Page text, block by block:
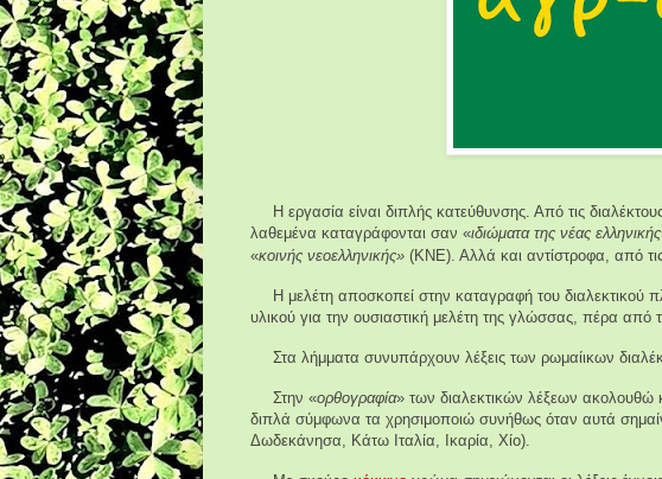
Η εργασία είναι διπλής κατεύθυνσης. Από τις
λαθεμένα καταγράφονται σαν «ιδιώματα της νέας ελληνικής
«κοινής νεοελληνικής» (ΚΝΕ). Αλλά και αντίστροφα, από
Η μελέτη αποσκοπεί στην καταγραφή του διαλεκτικού
υλικού για την ουσιαστική μελέτη της γλώσσας, πέρα από
Στα λήμματα συνυπάρχουν λέξεις των ρωμαίικων
Στην «ορθογραφία» των διαλεκτικών λέξεων
διπλά σύμφωνα τα χρησιμοποιώ συνήθως όταν αυτά
Δωδεκάνησα, Κάτω Ιταλία, Ικαρία, Χίο).